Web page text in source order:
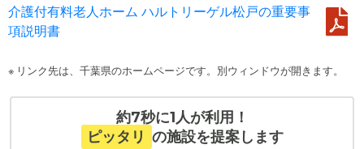
介護付有料老人ホーム ハルトリーゲル松戸の重要事
項説明書
※ リンク先は、千葉県のホームページです。別ウィンドウが開きます。
約7秒に1人が利用！
ピッタリ の施設を提案します